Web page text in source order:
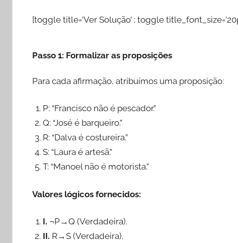
[toggle title=’Ver Solução’ ; toggle
Passo 1: Formalizar as proposições
Para cada afirmação, atribuímos uma proposição:
P: “Francisco não é pescador.”
Q: “José é barqueiro.”
R: “Dalva é costureira.”
S: “Laura é artesã.”
T: “Manoel não é motorista.”
Valores lógicos fornecidos:
I. ¬P→Q (Verdadeira).
II. R→S (Verdadeira).